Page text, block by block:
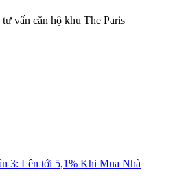
vấn căn hộ khu The Paris
3: Lên tới 5,1% Khi Mua Nhà